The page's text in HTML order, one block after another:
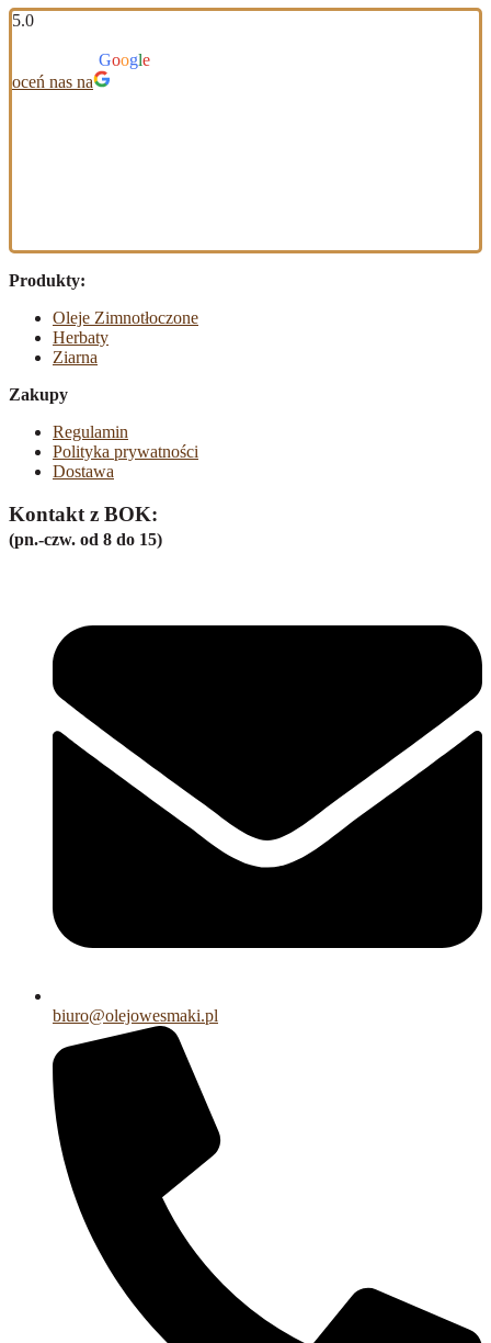
5.0
Google
oceń nas na
Produkty:
Oleje Zimnotłoczone
Herbaty
Ziarna
Zakupy
Regulamin
Polityka prywatności
Dostawa
Kontakt z BOK:
(pn.-czw. od 8 do 15)
biuro@olejowesmaki.pl